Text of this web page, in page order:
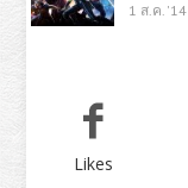
1 ส.ค. '14
Likes